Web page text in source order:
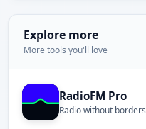
Explore more
More tools you'll love
RadioFM Pro
Radio without borders